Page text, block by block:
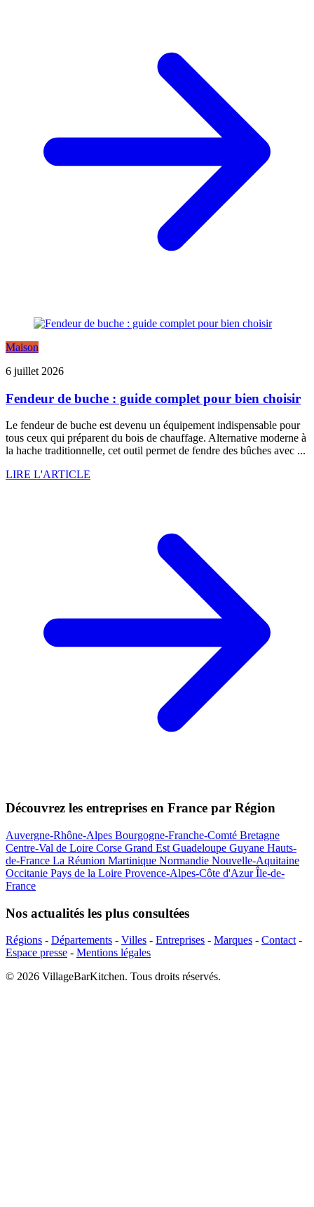
Maison
6 juillet 2026
Fendeur de buche : guide complet pour bien choisir
Le fendeur de buche est devenu un équipement indispensable pour
tous ceux qui préparent du bois de chauffage. Alternative moderne à
la hache traditionnelle, cet outil permet de fendre des bûches avec ...
LIRE L'ARTICLE
Découvrez les entreprises en France par Région
Auvergne-Rhône-Alpes Bourgogne-Franche-Comté Bretagne
Centre-Val de Loire Corse Grand Est Guadeloupe Guyane Hauts-
de-France La Réunion Martinique Normandie Nouvelle-Aquitaine
Occitanie Pays de la Loire Provence-Alpes-Côte d'AzurÎle-de-
France
Nos actualités les plus consultées
Régions - Départements - Villes - Entreprises - Marques - Contact -
Espace presse - Mentions légales
© 2026 VillageBarKitchen. Tous droits réservés.